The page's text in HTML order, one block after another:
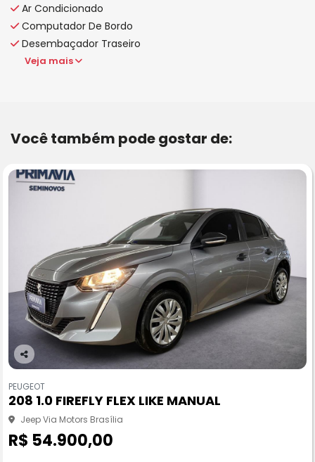
Ar Condicionado
Computador De Bordo
Desembaçador Traseiro
Veja mais
Você também pode gostar de:
Co
pa
rtil
he
PEUGEOT
208 1.0 FIREFLY FLEX LIKE MANUAL
Jeep Via Motors Brasília
R$ 54.900,00